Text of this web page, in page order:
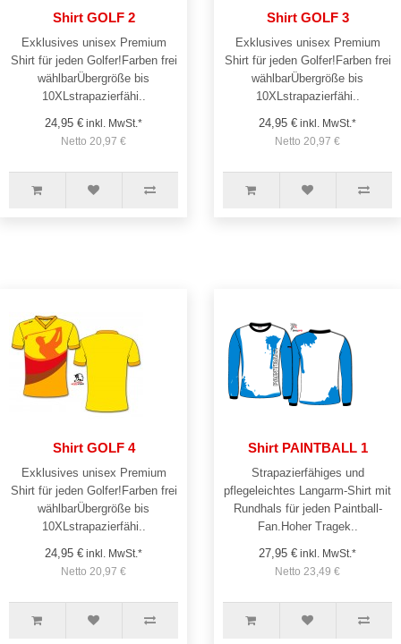
Shirt GOLF 2
Exklusives unisex Premium
Shirt für jeden Golfer!Farben frei
wählbarÜbergröße bis
10XLstrapazierfähi..
24,95 € inkl. MwSt.*
Netto 20,97 €
Shirt GOLF 3
Exklusives unisex Premium
Shirt für jeden Golfer!Farben frei
wählbarÜbergröße bis
10XLstrapazierfähi..
24,95 € inkl. MwSt.*
Netto 20,97 €
Shirt GOLF 4
Exklusives unisex Premium
Shirt für jeden Golfer!Farben frei
wählbarÜbergröße bis
10XLstrapazierfähi..
24,95 € inkl. MwSt.*
Netto 20,97 €
Shirt PAINTBALL 1
Strapazierfähiges und
pflegeleichtes Langarm-Shirt mit
Rundhals für jeden Paintball-
Fan.Hoher Tragek..
27,95 € inkl. MwSt.*
Netto 23,49 €